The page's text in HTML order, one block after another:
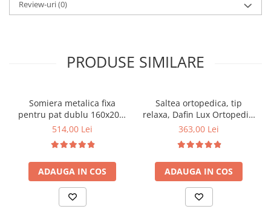
Review-uri(0)
PRODUSE SIMILARE
Somiera metalica fixa
pentru pat dublu 160x200,
6 picioare, 32 lamele lemn
saltea ferm, negru
514,00 Lei
ADAUGA IN COS
Saltea ortopedica, tip
relaxa, Dafin Lux Ortopedic,
90x200x21cm, fermitate
tip Bonell, fata vara-iarna,
sistem de aerisire cu
butoni, Salt Confort
363,00 Lei
ADAUGA IN COS